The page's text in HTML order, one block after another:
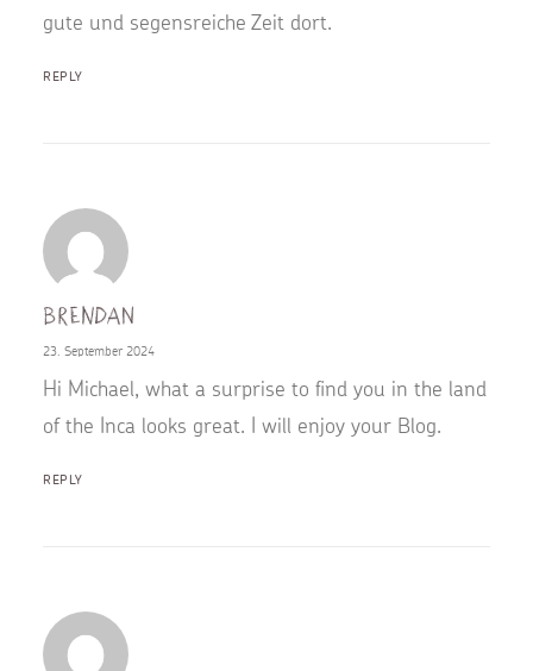
gute und segensreiche Zeit dort.
REPLY
Brendan
23. September 2024
Hi Michael, what a surprise to find you in the land
of the Inca looks great. I will enjoy your Blog.
REPLY